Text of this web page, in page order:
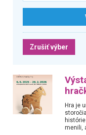
Zrušiť výber
Hra je
menili,